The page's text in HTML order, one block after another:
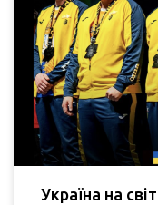
Україна на